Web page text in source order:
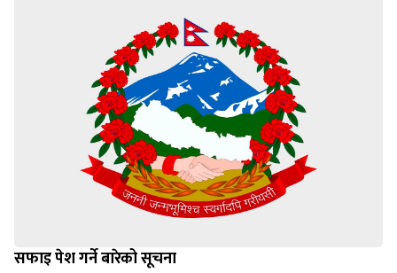
सफाइ पेश गर्ने बारेको सूचना